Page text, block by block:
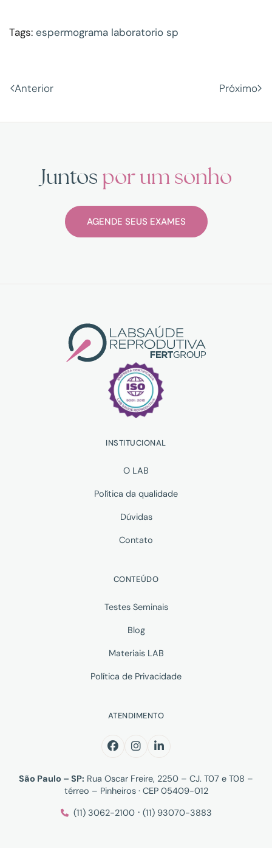
Tags: espermograma laboratorio sp
Anterior Próximo
Juntos por um sonho
AGENDE SEUS EXAMES
INSTITUCIONAL
O LAB
Política da qualidade
Dúvidas
Contato
CONTEÚDO
Testes Seminais
Blog
Materiais LAB
Política de Privacidade
ATENDIMENTO
São Paulo – SP: Rua Oscar Freire, 2250 – CJ. T07 e T08 –
térreo – Pinheiros · CEP 05409-012
(11) 3062-2100· (11) 93070-3883